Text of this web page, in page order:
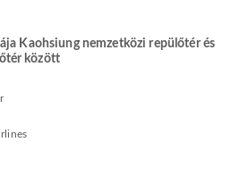
Kaohsiung nemzetközi repülőtér és
között